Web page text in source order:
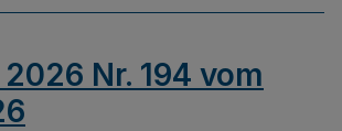
Nr. 194 vom